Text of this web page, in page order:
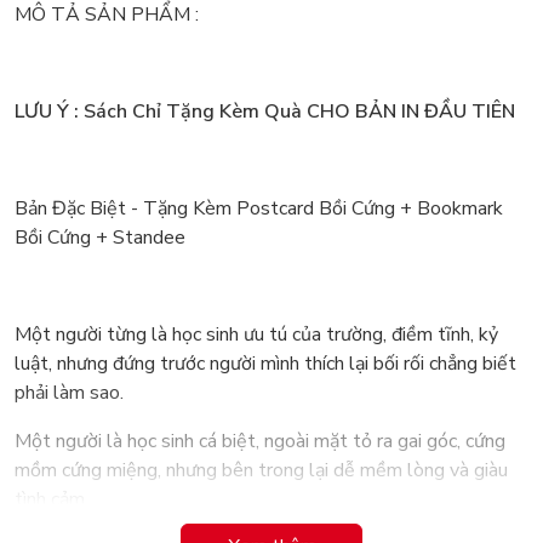
MÔ TẢ SẢN PHẨM :
LƯU Ý : Sách Chỉ Tặng Kèm Quà CHO BẢN IN ĐẦU TIÊN
Bản Đặc Biệt - Tặng Kèm Postcard Bồi Cứng + Bookmark
Bồi Cứng + Standee
Một người từng là học sinh ưu tú của trường, điềm tĩnh, kỷ
luật, nhưng đứng trước người mình thích lại bối rối chẳng biết
phải làm sao.
Một người là học sinh cá biệt, ngoài mặt tỏ ra gai góc, cứng
mồm cứng miệng, nhưng bên trong lại dễ mềm lòng và giàu